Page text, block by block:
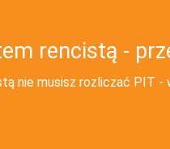
rencistą -
nie musisz rozliczać PIT -